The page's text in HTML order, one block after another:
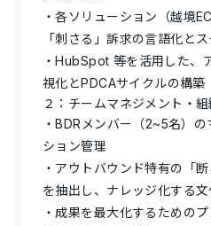
各ソリューション（越境
「刺さる」訴求の言語化と
HubSpot 等を活用した、
視化とPDCAサイクルの構築
２：チームマネジメント・
BDRメンバー（2~5名）
ション管理
アウトバウンド特有の「
を抽出し、ナレッジ化する
成果を最大化するためのプ